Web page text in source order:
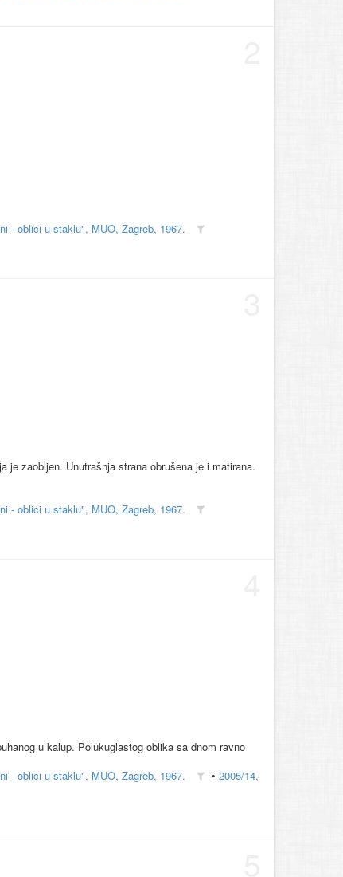
- oblici u staklu", MUO, Zagreb, 1967.
je zaobljen. Unutrašnja strana obrušena je i matirana.
- oblici u staklu", MUO, Zagreb, 1967.
u kalup. Polukuglastog oblika sa dnom ravno
- oblici u staklu", MUO, Zagreb, 1967. • 2005/14,